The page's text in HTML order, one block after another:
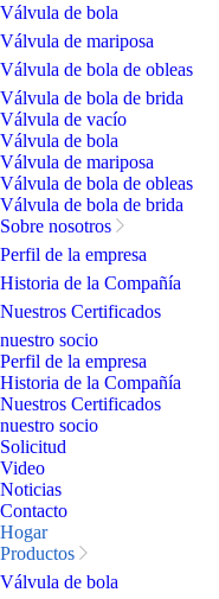
Válvula de bola
Válvula de mariposa
Válvula de bola de obleas
Válvula de bola de brida
Válvula de vacío
Válvula de bola
Válvula de mariposa
Válvula de bola de obleas
Válvula de bola de brida
Sobre nosotros
Perfil de la empresa
Historia de la Compañía
Nuestros Certificados
nuestro socio
Perfil de la empresa
Historia de la Compañía
Nuestros Certificados
nuestro socio
Solicitud
Video
Noticias
Contacto
Hogar
Productos
Válvula de bola